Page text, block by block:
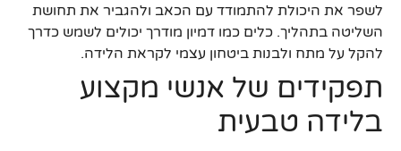
לשפר את היכולת להתמודד עם הכאב ולהגביר את תחושת
השליטה בתהליך. כלים כמו דמיון מודרך יכולים לשמש כדרך
להקל על מתח ולבנות ביטחון עצמי לקראת הלידה.
תפקידים של אנשי מקצוע
בלידה טבעית